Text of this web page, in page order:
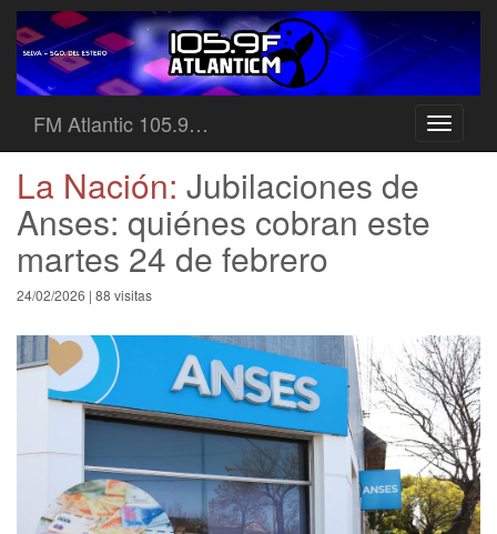
Toggle
FM Atlantic 105.9…
La Nación: Jubilaciones de
Anses: quiénes cobran este
martes 24 de febrero
24/02/2026 | 88 visitas